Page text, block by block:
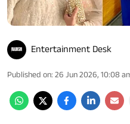
Entertainment Desk
Published on: 26 Jun 2026, 10:08